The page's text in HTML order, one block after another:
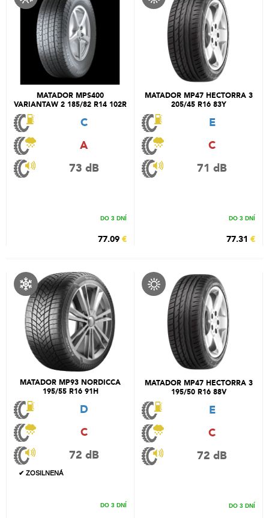
MATADOR MPS400
VARIANTAW 2 185/82 R14 102R
C
A
73 dB
DO 3 DNÍ
77.09 €
MATADOR MP47 HECTORRA 3
205/45 R16 83Y
E
C
71 dB
DO 3 DNÍ
77.31 €
MATADOR MP93 NORDICCA
195/55 R16 91H
D
C
72 dB
✔ ZOSILNENÁ
DO 3 DNÍ
MATADOR MP47 HECTORRA 3
195/50 R16 88V
E
C
72 dB
DO 3 DNÍ